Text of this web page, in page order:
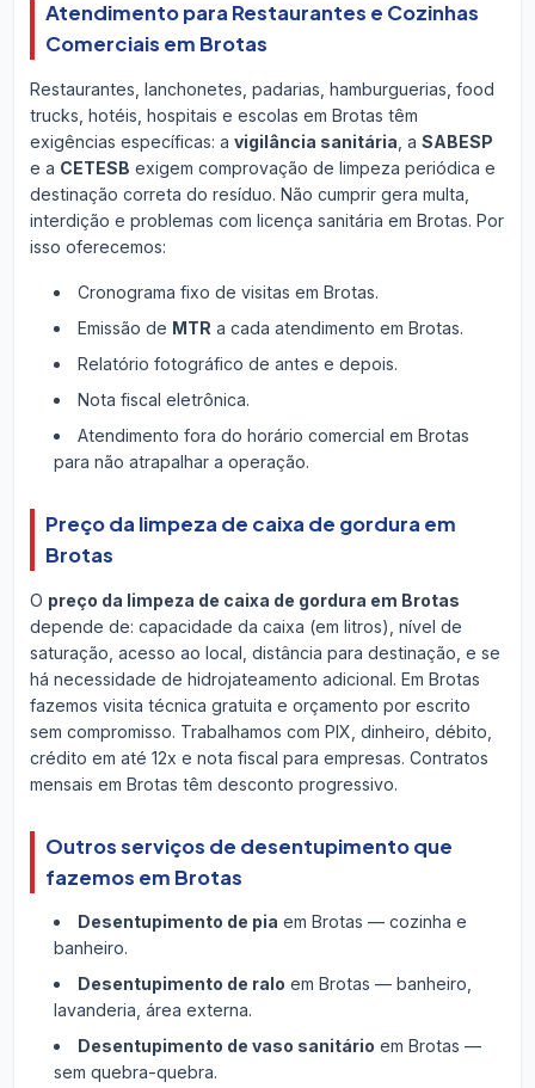
Atendimento para Restaurantes e Cozinhas
Comerciais em Brotas
Restaurantes, lanchonetes, padarias, hamburguerias, food
trucks, hotéis, hospitais e escolas em Brotas têm
exigências específicas: a vigilância sanitária , a SABESP
e a CETESB exigem comprovação de limpeza periódica e
destinação correta do resíduo. Não cumprir gera multa,
interdição e problemas com licença sanitária em Brotas. Por
isso oferecemos:
Cronograma fixo de visitas em Brotas.
Emissão de MTR a cada atendimento em Brotas.
Relatório fotográfico de antes e depois.
Nota fiscal eletrônica.
Atendimento fora do horário comercial em Brotas
para não atrapalhar a operação.
Preço da limpeza de caixa de gordura em
Brotas
O preço da limpeza de caixa de gordura em Brotas
depende de: capacidade da caixa (em litros), nível de
saturação, acesso ao local, distância para destinação, e se
há necessidade de hidrojateamento adicional. Em Brotas
fazemos visita técnica gratuita e orçamento por escrito
sem compromisso. Trabalhamos com PIX, dinheiro, débito,
crédito em até 12x e nota fiscal para empresas. Contratos
mensais em Brotas têm desconto progressivo.
Outros serviços de desentupimento que
fazemos em Brotas
Desentupimento de pia em Brotas — cozinha e
banheiro.
Desentupimento de ralo em Brotas — banheiro,
lavanderia, área externa.
Desentupimento de vaso sanitário em Brotas —
sem quebra-quebra.